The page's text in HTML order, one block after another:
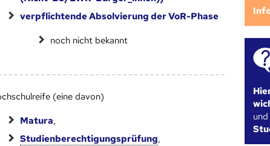
verpflichtende Absolvierung der VoR-Phase
noch nicht bekannt
(eine davon)
Matura,
Studienberechtigungsprüfung,
und